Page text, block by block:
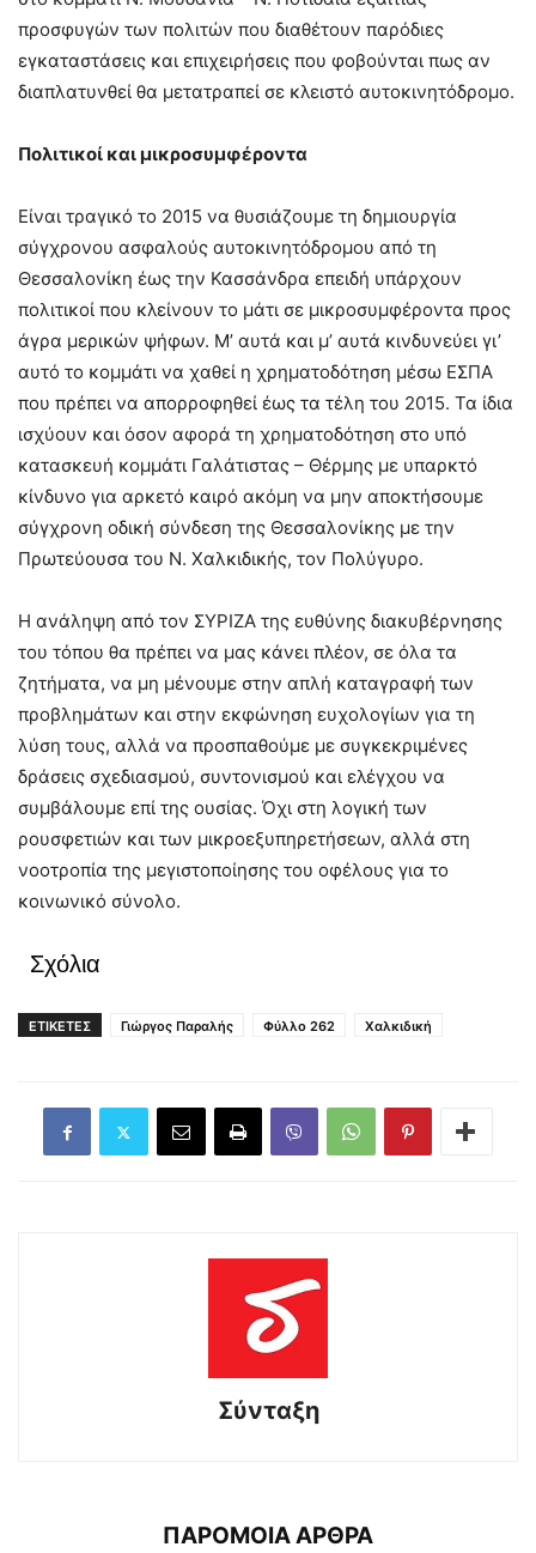
προσφυγών των πολιτών που διαθέτουν παρόδιες
εγκαταστάσεις και επιχειρήσεις που φοβούνται πως αν
διαπλατυνθεί θα μετατραπεί σε κλειστό αυτοκινητόδρομο.
Πολιτικοί και μικροσυμφέροντα
Είναι τραγικό το 2015 να θυσιάζουμε τη δημιουργία
σύγχρονου ασφαλούς αυτοκινητόδρομου από τη
Θεσσαλονίκη έως την Κασσάνδρα επειδή υπάρχουν
πολιτικοί που κλείνουν το μάτι σε μικροσυμφέροντα προς
άγρα μερικών ψήφων. Μ’ αυτά και μ’ αυτά κινδυνεύει γι’
αυτό το κομμάτι να χαθεί η χρηματοδότηση μέσω ΕΣΠΑ
που πρέπει να απορροφηθεί έως τα τέλη του 2015. Τα ίδια
ισχύουν και όσον αφορά τη χρηματοδότηση στο υπό
κατασκευή κομμάτι Γαλάτιστας – Θέρμης με υπαρκτό
κίνδυνο για αρκετό καιρό ακόμη να μην αποκτήσουμε
σύγχρονη οδική σύνδεση της Θεσσαλονίκης με την
Πρωτεύουσα του Ν. Χαλκιδικής, τον Πολύγυρο.
Η ανάληψη από τον ΣΥΡΙΖΑ της ευθύνης διακυβέρνησης
του τόπου θα πρέπει να μας κάνει πλέον, σε όλα τα
ζητήματα, να μη μένουμε στην απλή καταγραφή των
προβλημάτων και στην εκφώνηση ευχολογίων για τη
λύση τους, αλλά να προσπαθούμε με συγκεκριμένες
δράσεις σχεδιασμού, συντονισμού και ελέγχου να
συμβάλουμε επί της ουσίας. Όχι στη λογική των
ρουσφετιών και των μικροεξυπηρετήσεων, αλλά στη
νοοτροπία της μεγιστοποίησης του οφέλους για το
κοινωνικό σύνολο.
Σχόλια
ΕΤΙΚΕΤΕΣ Γιώργος Παραλής Φύλλο 262 Χαλκιδική
Σύνταξη
ΠΑΡΟΜΟΙΑ ΑΡΘΡΑ